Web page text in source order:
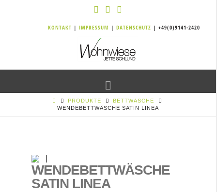
KONTAKT | IMPRESSUM | DATENSCHUTZ | +49(0)9141-2420
PRODUKTE
BETTWÄSCHE
WENDEBETTWÄSCHE SATIN LINEA
WENDEBETTWÄSCHE
SATIN LINEA